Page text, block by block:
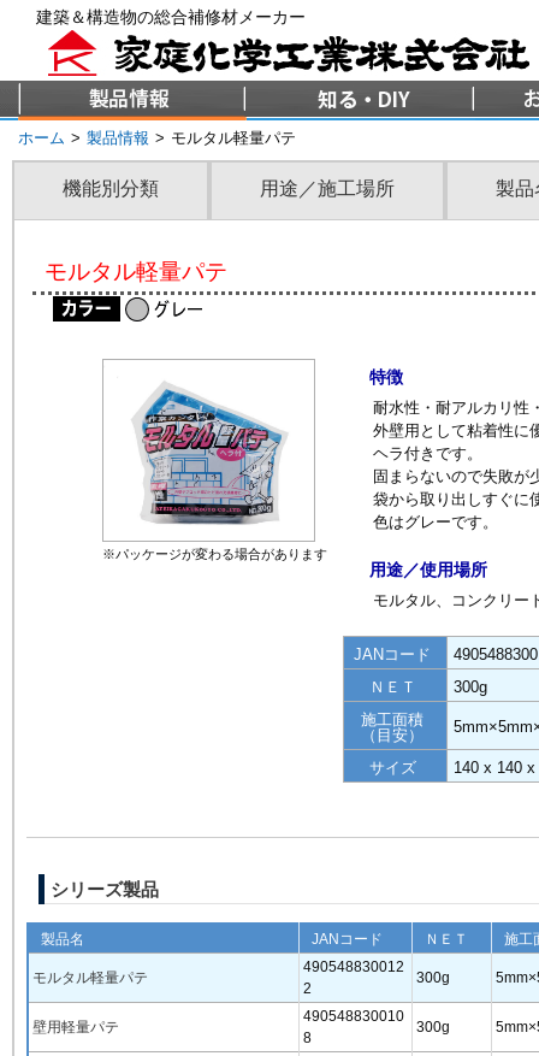
建築＆構造物の総合補修材メーカー
ホーム > 製品情報 > モルタル軽量パテ
機能別分類 用途／施工場所 製品
モルタル軽量パテ
※パッケージが変わる場合があります
特徴
耐水性・耐アルカリ性
外壁用として粘着性に
ヘラ付きです。
固まらないので失敗が
袋から取り出しすぐに
色はグレーです。
用途／使用場所
モルタル、コンクリー
JANコード
ＮＥＴ
300g
施工面積
（目安）
サイズ 140 x 140
シリーズ製品
製品名 JANコード ＮＥＴ 施工
モルタル軽量パテ
490548830012
2
300g
壁用軽量パテ
490548830010
8
300g